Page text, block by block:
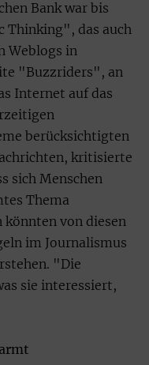
Bank war bis
Thinking", das auch
Weblogs in
"Buzzriders", an
Internet auf das
berücksichtigten
kritisierte
sich Menschen
Thema
könnten von diesen
im Journalismus
"Die
sie interessiert,